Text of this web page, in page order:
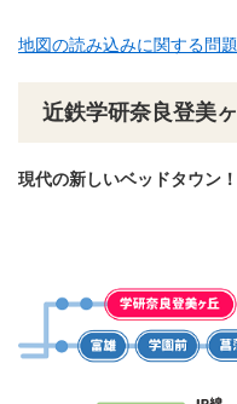
地図の読み込みに関する問
近鉄学研奈良登美
現代の新しいベッドタウン